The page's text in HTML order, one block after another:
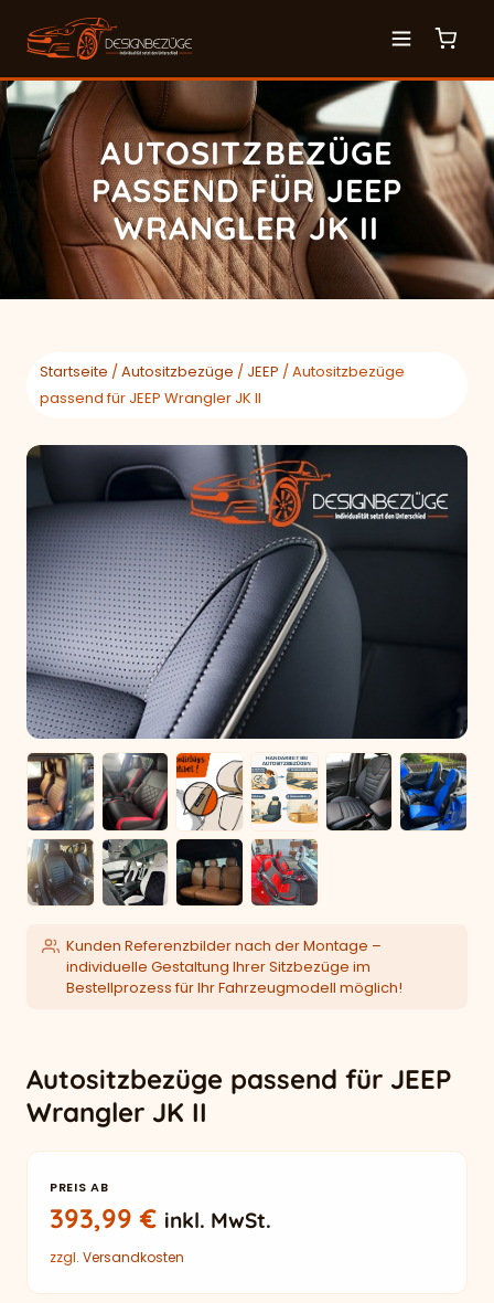
AUTOSITZBEZÜGE
PASSEND FÜR JEEP
WRANGLER JK II
Startseite /Autositzbezüge / JEEP / Autositzbezüge
passend für JEEP Wrangler JK II
Kunden Referenzbilder nach der Montage –
individuelle Gestaltung Ihrer Sitzbezüge im
Bestellprozess für Ihr Fahrzeugmodell möglich!
Autositzbezüge passend für JEEP
Wrangler JK II
PREIS AB
393,99€ inkl. MwSt.
zzgl. Versandkosten